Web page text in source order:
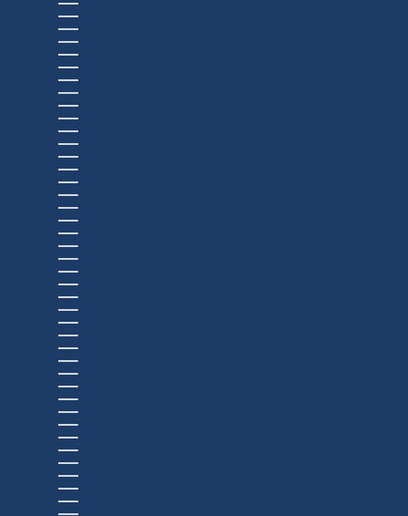
BENIN (USD $)
BERMUDA (USD $)
BHUTAN (USD $)
BOLIVIA (USD $)
BOSNIA & HERZEGOVINA (USD $)
BOTSWANA (USD $)
BRAZIL (USD $)
BRITISH INDIAN OCEAN TERRITORY (USD $)
BRITISH VIRGIN ISLANDS (USD $)
BRUNEI (USD $)
BULGARIA (USD $)
BURKINA FASO (USD $)
BURUNDI (USD $)
CAMBODIA (USD $)
CAMEROON (USD $)
CANADA (USD $)
CAPE VERDE (USD $)
CARIBBEAN NETHERLANDS (USD $)
CAYMAN ISLANDS (USD $)
CENTRAL AFRICAN REPUBLIC (USD $)
CHAD (USD $)
CHILE (USD $)
CHINA (USD $)
CHRISTMAS ISLAND (USD $)
COCOS (KEELING) ISLANDS (USD $)
COLOMBIA (USD $)
COMOROS (USD $)
CONGO - BRAZZAVILLE (USD $)
CONGO - KINSHASA (USD $)
COOK ISLANDS (USD $)
COSTA RICA (USD $)
CÔTE D’IVOIRE (USD $)
CROATIA (USD $)
CURAÇAO (USD $)
CYPRUS (USD $)
CZECHIA (USD $)
DENMARK (USD $)
DJIBOUTI (USD $)
DOMINICA (USD $)
DOMINICAN REPUBLIC (USD $)